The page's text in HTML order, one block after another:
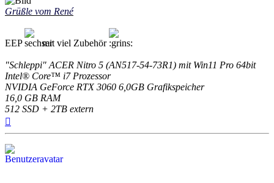
Grüßle vom René
EEP mit viel Zubehör
"Schleppi" ACER Nitro 5 (AN517-54-73R1) mit Win11 Pro 64bit
Intel® Core™ i7 Prozessor
NVIDIA GeForce RTX 3060 6,0GB Grafikspeicher
16,0 GB RAM
512 SSD + 2TB extern